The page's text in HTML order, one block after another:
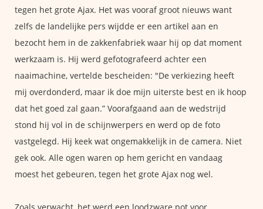
tegen het grote Ajax. Het was vooraf groot nieuws want
zelfs de landelijke pers wijdde er een artikel aan en
bezocht hem in de zakkenfabriek waar hij op dat moment
werkzaam is. Hij werd gefotografeerd achter een
naaimachine, vertelde bescheiden: "De verkiezing heeft
mij overdonderd, maar ik doe mijn uiterste best en ik hoop
dat het goed zal gaan.” Voorafgaand aan de wedstrijd
stond hij vol in de schijnwerpers en werd op de foto
vastgelegd. Hij keek wat ongemakkelijk in de camera. Niet
gek ook. Alle ogen waren op hem gericht en vandaag
moest het gebeuren, tegen het grote Ajax nog wel.